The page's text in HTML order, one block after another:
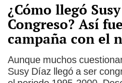
¿Cómo llegó
Congreso? Así
campaña con el
Aunque muchos
Susy Díaz llegó a ser